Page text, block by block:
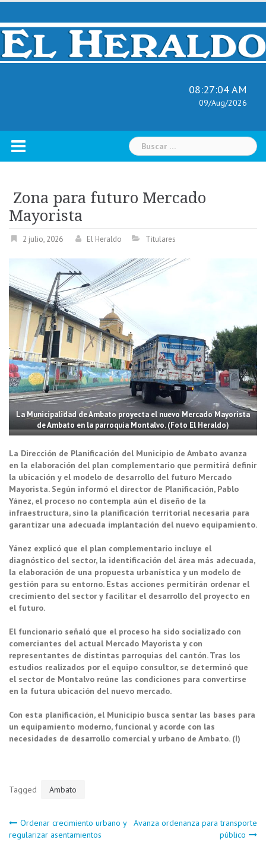
Skip
content
08:27:05 AM
09/Aug/2026
Buscar:
Zona para futuro Mercado
Mayorista
2 julio, 2026 El Heraldo Titulares
La Municipalidad de Ambato proyecta el nuevo Mercado Mayorista
de Ambato en la parroquia Montalvo. (Foto El Heraldo)
La Dirección de Planificación del Municipio de Ambato avanza
en la elaboración del plan complementario que permitirá definir
la ubicación y el modelo de desarrollo del futuro Mercado
Mayorista. Según informó el director de Planificación, Pablo
Yánez, el proceso no contempla aún el diseño de la
infraestructura, sino la planificación territorial necesaria para
garantizar una adecuada implantación del nuevo equipamiento.
Yánez explicó que el plan complementario incluye el
diagnóstico del sector, la identificación del área más adecuada,
la elaboración de una propuesta urbanística y un modelo de
gestión para su entorno. Estas acciones permitirán ordenar el
crecimiento del sector y facilitar el desarrollo del proyecto en
el futuro.
El funcionario señaló que el proceso ha sido socializado con
comerciantes del actual Mercado Mayorista y con
representantes de distintas parroquias del cantón. Tras los
estudios realizados por el equipo consultor, se determinó que
el sector de Montalvo reúne las condiciones para convertirse
en la futura ubicación del nuevo mercado.
Con esta planificación, el Municipio busca sentar las bases para
un equipamiento moderno, funcional y acorde con las
necesidades de desarrollo comercial y urbano de Ambato. (I)
Tagged Ambato
Navegación
Ordenar crecimiento urbano y
regularizar asentamientos
Avanza ordenanza para transporte
público